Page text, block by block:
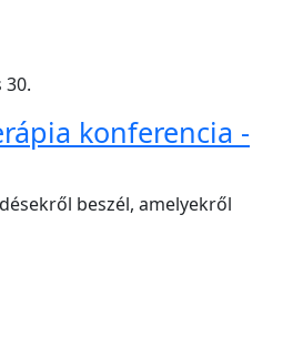
konferencia -
beszél, amelyekről